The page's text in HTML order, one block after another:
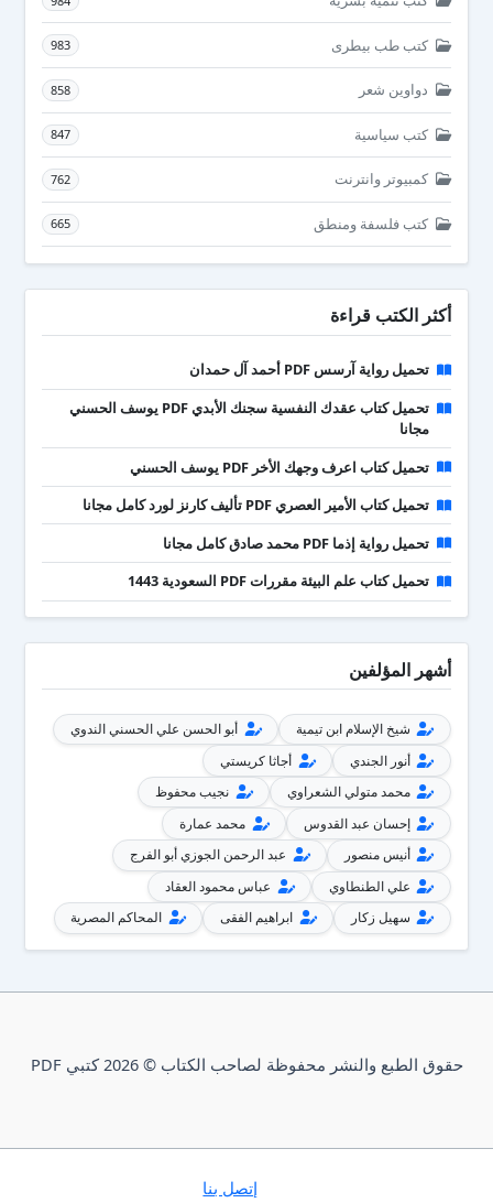
كتب طب بيطرى 983
دواوين شعر 858
كتب سياسية 847
كمبيوتر وانترنت 762
كتب فلسفة ومنطق 665
أكثر الكتب قراءة
تحميل رواية آرسس PDF أحمد آل حمدان
تحميل كتاب عقدك النفسية سجنك الأبدي PDF يوسف الحسني
مجانا
تحميل كتاب اعرف وجهك الأخر PDF يوسف الحسني
تحميل كتاب الأمير العصري PDF تأليف كارنز لورد كامل مجانا
تحميل رواية إذما PDF محمد صادق كامل مجانا
تحميل كتاب علم البيئة مقررات PDF السعودية 1443
أشهر المؤلفين
شيخ الإسلام ابن تيمية
أبو الحسن علي الحسني الندوي
أنور الجندي
أجاثا كريستي
محمد متولي الشعراوي
نجيب محفوظ
إحسان عبد القدوس
محمد عمارة
أنيس منصور
عبد الرحمن الجوزي أبو الفرج
علي الطنطاوي
عباس محمود العقاد
سهيل زكار
ابراهيم الفقى المحاكم المصرية
حقوق الطبع والنشر محفوظة لصاحب الكتاب © 2026 كتبي PDF
إتصل بنا